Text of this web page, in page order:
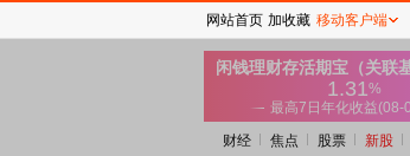
财经 焦点 股票 新股
网站首页 加收藏 移动客户端